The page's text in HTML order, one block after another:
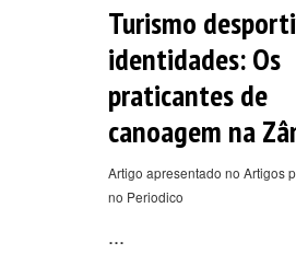
Turismo
identidades: Os
praticantes de
canoagem na
Artigo apresentado no Artigos
no Periodico
...